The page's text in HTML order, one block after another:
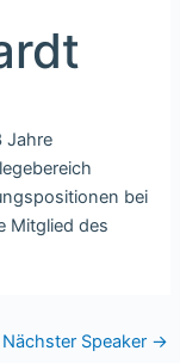
Jahre
bei
Mitglied des
Nächster Speaker →